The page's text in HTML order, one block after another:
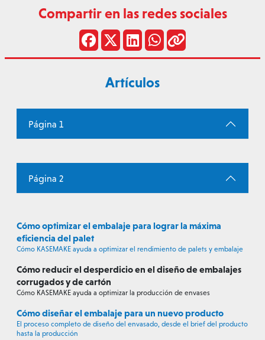
Compartir en las redes sociales
Artículos
Página 1
Página 2
Cómo optimizar el embalaje para lograr la máxima
eficiencia del palet
Cómo KASEMAKE ayuda a optimizar el rendimiento de palets y embalaje
Cómo reducir el desperdicio en el diseño de embalajes
corrugados y de cartón
Cómo KASEMAKE ayuda a optimizar la producción de envases
Cómo diseñar el embalaje para un nuevo producto
El proceso completo de diseño del envasado, desde el brief del producto
hasta la producción